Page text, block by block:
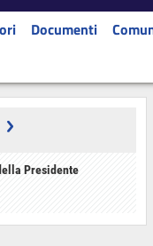
Documenti
Presidente